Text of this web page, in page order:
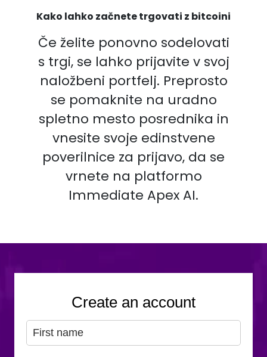
Kako lahko začnete trgovati z bitcoini
Če želite ponovno sodelovati
s trgi, se lahko prijavite v svoj
naložbeni portfelj. Preprosto
se pomaknite na uradno
spletno mesto posrednika in
vnesite svoje edinstvene
poverilnice za prijavo, da se
vrnete na platformo
Immediate Apex AI.